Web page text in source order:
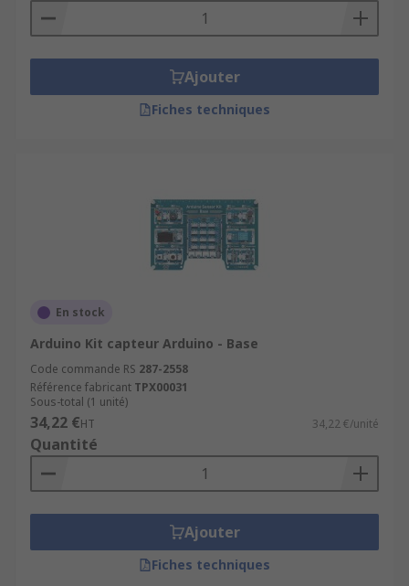
Ajouter
Fiches techniques
En stock
Arduino Kit capteur Arduino - Base
Code commande RS 287-2558
Référence fabricant TPX00031
Sous-total (1 unité)
34,22 €HT 34,22 €/unité
Quantité
Ajouter
Fiches techniques